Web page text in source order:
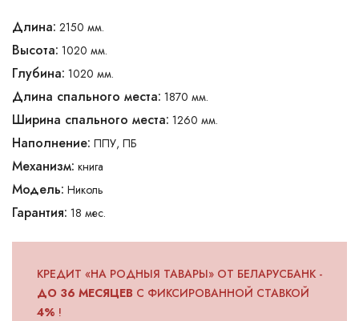
Длина: 2150 мм.
Высота: 1020 мм.
Глубина: 1020 мм.
Длина спального места: 1870 мм.
Ширина спального места: 1260 мм.
Наполнение: ППУ, ПБ
Механизм: книга
Модель: Николь
Гарантия: 18 мес.
КРЕДИТ «НА РОДНЫЯ ТАВАРЫ» ОТ БЕЛАРУСБАНК -
ДО 36 МЕСЯЦЕВ С ФИКСИРОВАННОЙ СТАВКОЙ
4% !